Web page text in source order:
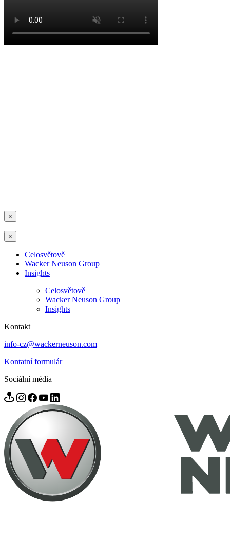
×
×
Celosvětově
Wacker Neuson Group
Insights
Celosvětově
Wacker Neuson Group
Insights
Kontakt
info-cz@wackerneuson.com
Kontatní formulár
Sociální média